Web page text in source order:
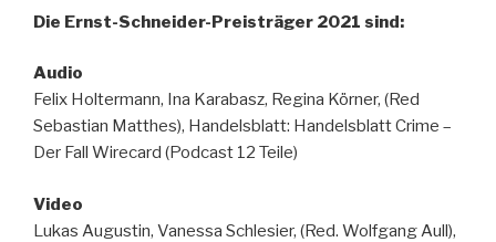
Die Ernst-Schneider-Preisträger 2021 sind:
Audio
Felix Holtermann, Ina Karabasz, Regina Körner, (Red
Sebastian Matthes), Handelsblatt: Handelsblatt Crime –
Der Fall Wirecard (Podcast 12 Teile)
Video
Lukas Augustin, Vanessa Schlesier, (Red. Wolfgang Aull),